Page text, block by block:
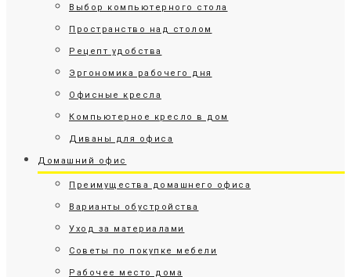
Выбор компьютерного стола
Пространство над столом
Рецепт удобства
Эргономика рабочего дня
Офисные кресла
Компьютерное кресло в дом
Диваны для офиса
Домашний офис
Преимущества домашнего офиса
Варианты обустройства
Уход за материалами
Советы по покупке мебели
Рабочее место дома